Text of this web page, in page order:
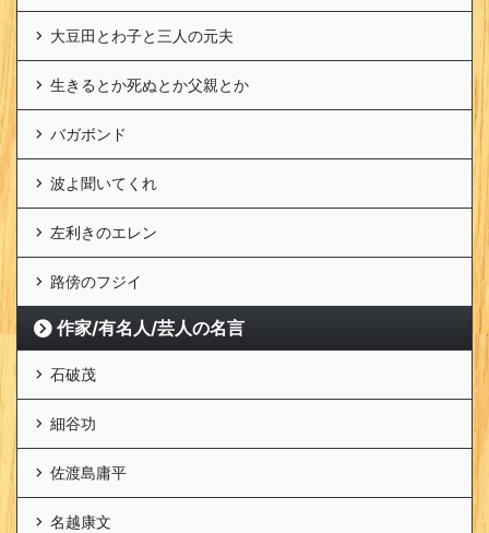
大豆田とわ子と三人の元夫
生きるとか死ぬとか父親とか
バガボンド
波よ聞いてくれ
左利きのエレン
路傍のフジイ
作家/有名人/芸人の名言
石破茂
細谷功
佐渡島庸平
名越康文